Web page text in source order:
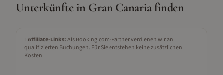
Unterkünfte in Gran Canariafinden
ℹ️ Affiliate-Links:Als Booking.com-Partner verdienen wir an
qualifizierten Buchungen. Für Sie entstehen keine zusätzlichen
Kosten.